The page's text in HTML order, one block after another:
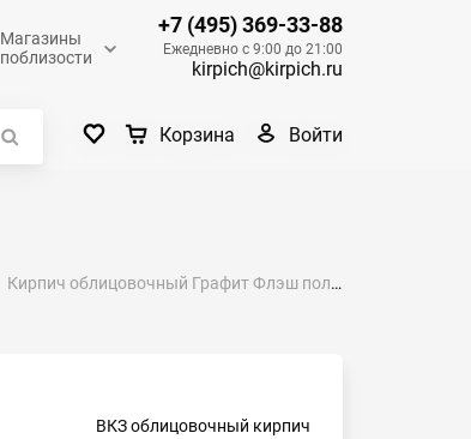
Магазины
поблизости
+7 (495) 369-33-88
Ежедневно с 9:00 до 21:00
kirpich@kirpich.ru
Корзина Войти
Кирпич облицовочный Графит Флэш полуторный гладкий М-200 ВКЗ
ВКЗ облицовочный кирпич